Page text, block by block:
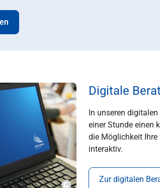
Digitale
In unseren
einer Stunde einen
die Möglichkeit
interaktiv.
Zur digitalen